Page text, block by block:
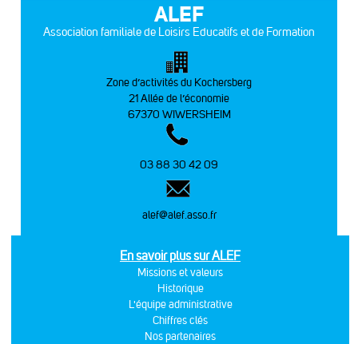
ALEF
Association familiale de Loisirs Educatifs et de Formation
Zone d’activités du Kochersberg
21 Allée de l’économie
67370 WIWERSHEIM
03 88 30 42 09
alef@alef.asso.fr
En savoir plus sur ALEF
Missions et valeurs
Historique
L'équipe administrative
Chiffres clés
Nos partenaires